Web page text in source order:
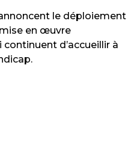
le déploiement
en œuvre
d’accueillir à